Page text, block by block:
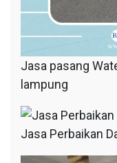
Jasa pasang
lampung
Jasa Perbaikan